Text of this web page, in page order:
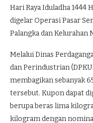
Hari Raya Iduladha
digelar Operasi Pasar
Palangka dan Kelurahan
Melalui Dinas
dan Perindustrian
membagikan sebanyak
tersebut. Kupon dapat
berupa beras lima
kilogram dengan